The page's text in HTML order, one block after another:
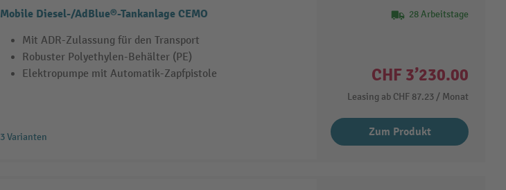
Mobile Diesel-/AdBlue®-Tankanlage CEMO
Mit ADR-Zulassung für den Transport
Robuster Polyethylen-Behälter (PE)
Elektropumpe mit Automatik-Zapfpistole
3 Varianten
28 Arbeitstage
CHF 3’230.00
Leasing ab CHF 87.23 / Monat
Zum Produkt